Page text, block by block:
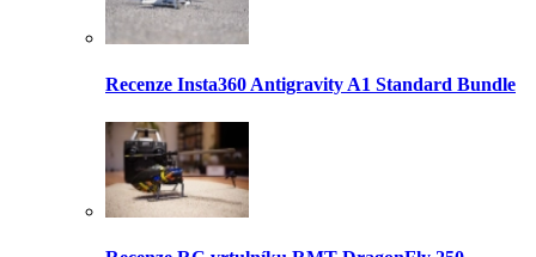
Recenze Insta360 Antigravity A1 Standard Bundle